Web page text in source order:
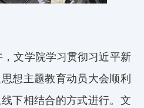
，文学院学习贯彻习近平新
想主题教育动员大会顺利
下相结合的方式进行。 文